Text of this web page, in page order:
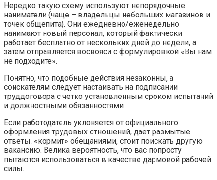
Нередко такую схему используют непорядочные
наниматели (чаще – владельцы небольших магазинов и
точек общепита). Они ежедневно/еженедельно
нанимают новый персонал, который фактически
работает бесплатно от нескольких дней до недели, а
затем отправляется восвояси с формулировкой «Вы нам
не подходите».
Понятно, что подобные действия незаконны, а
соискателям следует настаивать на подписании
труддоговора с четко установленным сроком испытаний
и должностными обязанностями.
Если работодатель уклоняется от официального
оформления трудовых отношений, дает размытые
ответы, «кормит» обещаниями, стоит поискать другую
вакансию. Велика вероятность, что вас попросту
пытаются использоваться в качестве дармовой рабочей
силы.